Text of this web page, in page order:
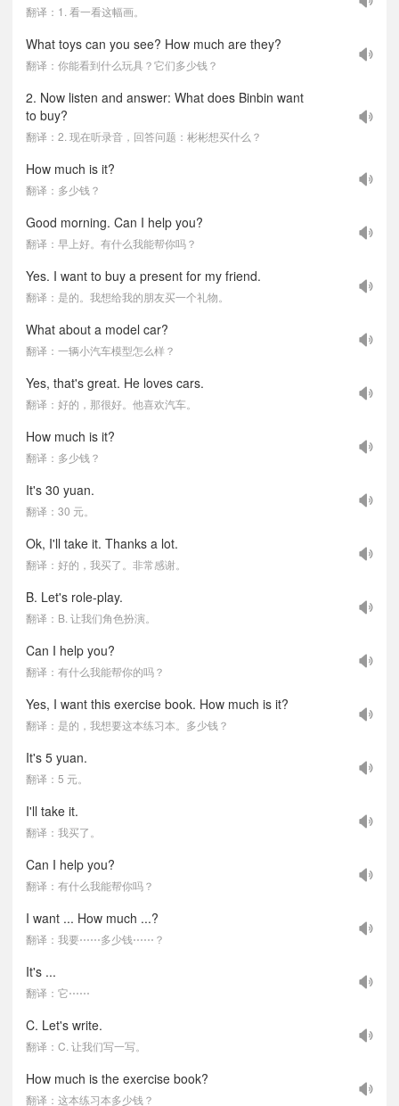
翻译：1. 看一看这幅画。
What toys can you see? How much are they?
翻译：你能看到什么玩具？它们多少钱？
2. Now listen and answer: What does Binbin want
to buy?
翻译：2. 现在听录音，回答问题：彬彬想买什么？
How much is it?
翻译：多少钱？
Good morning. Can I help you?
翻译：早上好。有什么我能帮你吗？
Yes. I want to buy a present for my friend.
翻译：是的。我想给我的朋友买一个礼物。
What about a model car?
翻译：一辆小汽车模型怎么样？
Yes, that's great. He loves cars.
翻译：好的，那很好。他喜欢汽车。
How much is it?
翻译：多少钱？
It's 30 yuan.
翻译：30 元。
Ok, I'll take it. Thanks a lot.
翻译：好的，我买了。非常感谢。
B. Let's role-play.
翻译：B. 让我们角色扮演。
Can I help you?
翻译：有什么我能帮你的吗？
Yes, I want this exercise book. How much is it?
翻译：是的，我想要这本练习本。多少钱？
It's 5 yuan.
翻译：5 元。
I'll take it.
翻译：我买了。
Can I help you?
翻译：有什么我能帮你吗？
I want ... How much ...?
翻译：我要⋯⋯多少钱⋯⋯？
It's ...
翻译：它⋯⋯
C. Let's write.
翻译：C. 让我们写一写。
How much is the exercise book?
翻译：这本练习本多少钱？